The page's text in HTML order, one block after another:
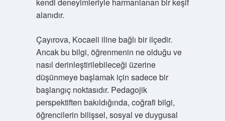
alanıdır.
Çayırova, Kocaeli iline bağlı bir ilçedir.
Ancak bu bilgi, öğrenmenin ne olduğu ve
nasıl derinleştirilebileceği üzerine
düşünmeye başlamak için sadece bir
başlangıç noktasıdır. Pedagojik
perspektiften bakıldığında, coğrafi bilgi,
öğrencilerin bilişsel, sosyal ve duygusal